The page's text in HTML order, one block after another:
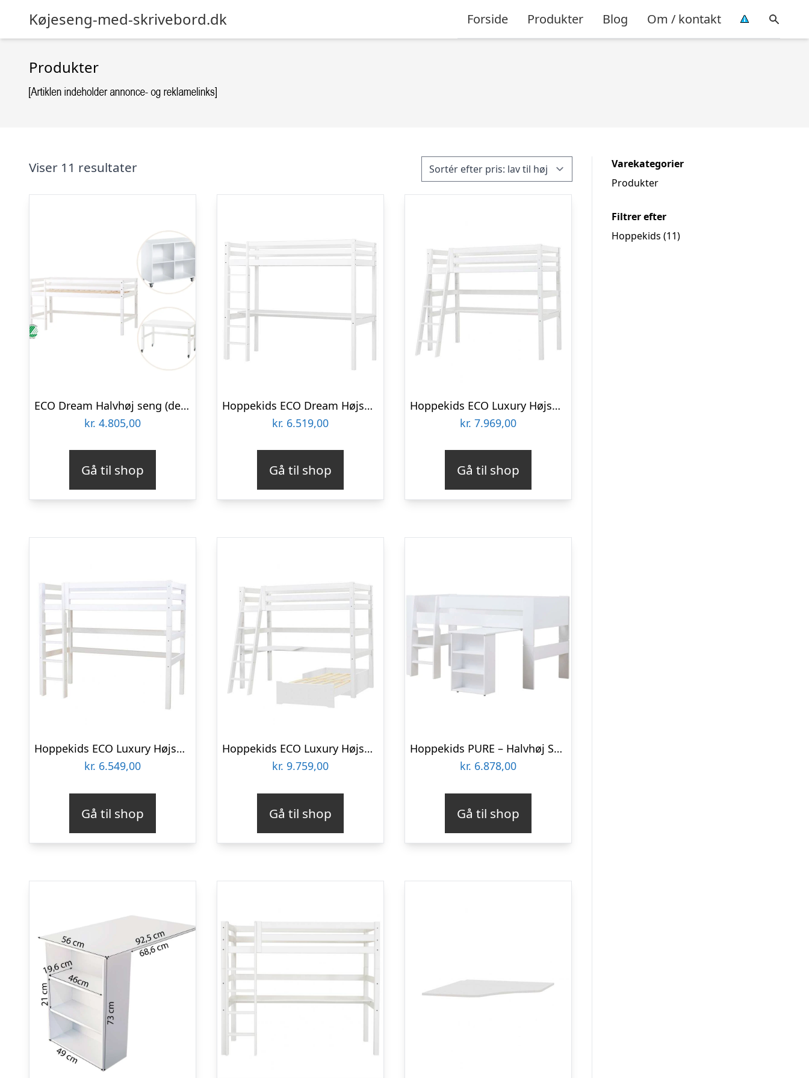
Køjeseng-med-skrivebord.dk Forside Produkter Blog Om / kontakt
Produkter
Viser 11 resultater
ECO Dream Halvhøj seng (delbar) hvid, med rumdeler og skrivebord
kr. 4.805,00
Gå til shop
Hoppekids ECO Dream Højseng med bordplade – 90×200 cm : Erling Christensen Møbler
kr. 6.519,00
Gå til shop
Hoppekids ECO Luxury Højseng med skrå stige og bordplade : Erling Christensen Møbler
kr. 7.969,00
Gå til shop
Hoppekids ECO Luxury Højseng med stige : Erling Christensen Møbler
kr. 6.549,00
Gå til shop
Hoppekids ECO Luxury Højseng med hjørnebord, lounge modul og skrå stige – 90×200 cm : Erling Christensen Møbler
kr. 9.759,00
Gå til shop
Hoppekids PURE – Halvhøj Seng m. Skrivebord – 90×200 cm – Hvid
kr. 6.878,00
Gå til shop
Varekategorier
Produkter
Filtrer efter
Hoppekids (11)